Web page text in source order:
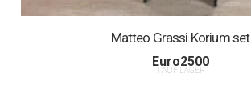
Matteo Grassi Korium set
Euro2500
1 AUF LAGER